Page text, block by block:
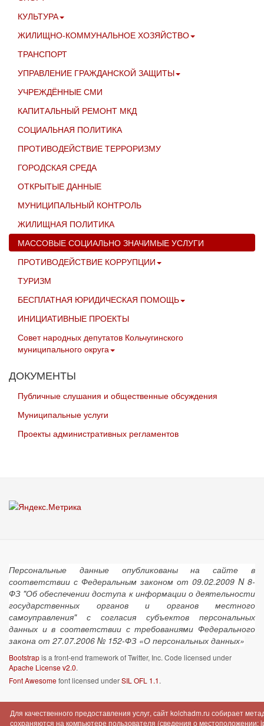
КУЛЬТУРА
ЖИЛИЩНО-КОММУНАЛЬНОЕ ХОЗЯЙСТВО
ТРАНСПОРТ
УПРАВЛЕНИЕ ГРАЖДАНСКОЙ ЗАЩИТЫ
УЧРЕЖДЁННЫЕ СМИ
КАПИТАЛЬНЫЙ РЕМОНТ МКД
СОЦИАЛЬНАЯ ПОЛИТИКА
ПРОТИВОДЕЙСТВИЕ ТЕРРОРИЗМУ
ГОРОДСКАЯ СРЕДА
ОТКРЫТЫЕ ДАННЫЕ
МУНИЦИПАЛЬНЫЙ КОНТРОЛЬ
ЖИЛИЩНАЯ ПОЛИТИКА
МАССОВЫЕ СОЦИАЛЬНО ЗНАЧИМЫЕ УСЛУГИ
ПРОТИВОДЕЙСТВИЕ КОРРУПЦИИ
ТУРИЗМ
БЕСПЛАТНАЯ ЮРИДИЧЕСКАЯ ПОМОЩЬ
ИНИЦИАТИВНЫЕ ПРОЕКТЫ
Совет народных депутатов Кольчугинского
муниципального округа
ДОКУМЕНТЫ
Публичные слушания и общественные обсуждения
Муниципальные услуги
Проекты административных регламентов
Персональные данные опубликованы на сайте в
соответствии с Федеральным законом от 09.02.2009 N 8-
ФЗ "Об обеспечении доступа к информации о деятельности
государственных органов и органов местного
самоуправления" с согласия субъектов персональных
данных и в соответствии с требованиями Федерального
закона от 27.07.2006 № 152-ФЗ «О персональных данных»
Bootstrapis a front-end framework of Twitter, Inc. Code licensed under
Apache License v2.0.
Font Awesomefont licensed underSIL OFL 1.1.
Для качественного предоставления услуг, сайт kolchadm.ru собирает
сохраняются на компьютере пользователя (сведения о местоположении;